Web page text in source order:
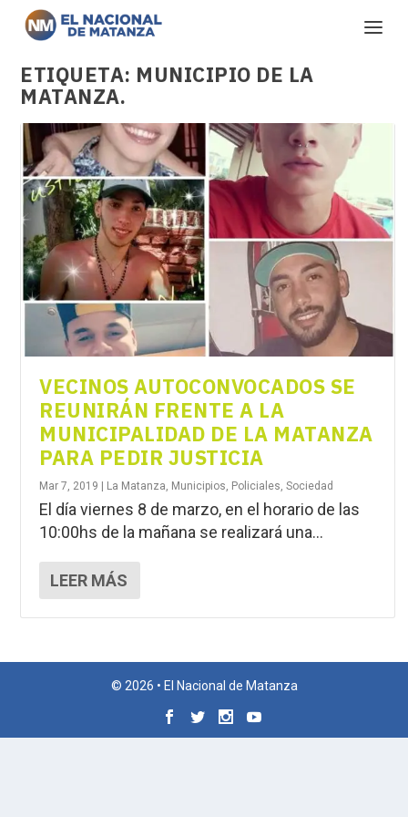
ETIQUETA: MUNICIPIO DE LA
MATANZA.
VECINOS AUTOCONVOCADOS SE
REUNIRÁN FRENTE A LA
MUNICIPALIDAD DE LA MATANZA
PARA PEDIR JUSTICIA
Mar 7, 2019 La Matanza, Municipios, Policiales,Sociedad
El día viernes 8 de marzo, en el horario de las
10:00hs de la mañana se realizará una...
LEER MÁS
© 2026 • El Nacional de Matanza